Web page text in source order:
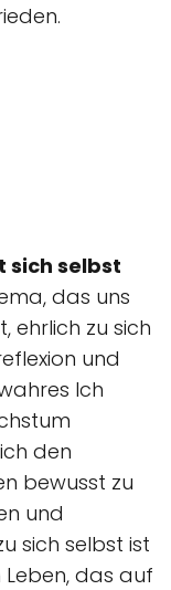
sich selbst
das uns
ehrlich zu sich
und
Ich
den
bewusst zu
und
sich selbst ist
Leben, das auf